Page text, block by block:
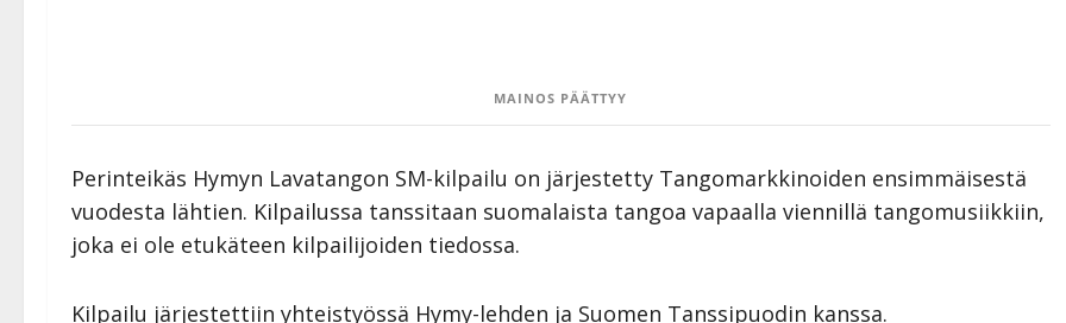
MAINOS PÄÄTTYY
Perinteikäs Hymyn Lavatangon SM-kilpailu on järjestetty Tangomarkkinoiden ensimmäisestä
vuodesta lähtien. Kilpailussa tanssitaan suomalaista tangoa vapaalla viennillä tangomusiikkiin,
joka ei ole etukäteen kilpailijoiden tiedossa.
Kilpailu järjestettiin yhteistyössä Hymy-lehden ja Suomen Tanssipuodin kanssa.